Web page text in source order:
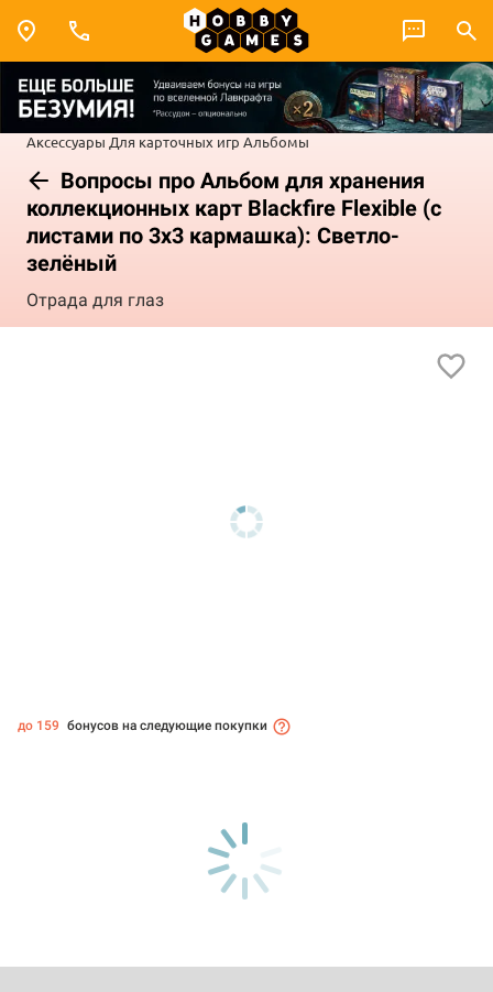
Аксессуары Для карточных игр Альбомы
Вопросы про Альбом для хранения
коллекционных карт Blackfire Flexible (c
листами по 3x3 кармашка): Светло-
зелёный
Отрада для глаз
до 159 бонусов на следующие покупки